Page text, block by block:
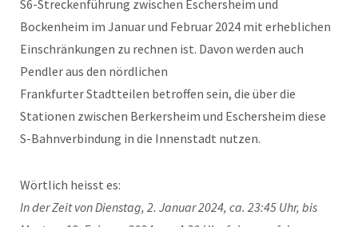
S6-Streckenführung zwischen Eschersheim und
Bockenheim im Januar und Februar 2024 mit erheblichen
Einschränkungen zu rechnen ist. Davon werden auch
Pendler aus den nördlichen
Frankfurter Stadtteilen betroffen sein, die über die
Stationen zwischen Berkersheim und Eschersheim diese
S-Bahnverbindung in die Innenstadt nutzen.
Wörtlich heisst es:
In der Zeit von Dienstag, 2. Januar 2024, ca. 23:45 Uhr, bis